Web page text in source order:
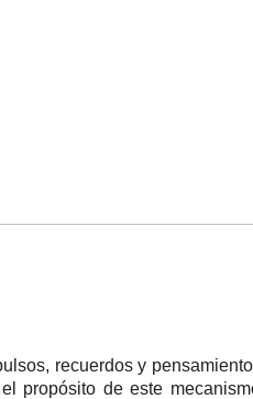
recuerdos y
propósito de este